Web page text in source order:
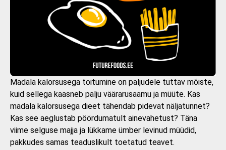
Madala kalorsusega toitumine on paljudele tuttav mõiste,
kuid sellega kaasneb palju väärarusaamu ja müüte. Kas
madala kalorsusega dieet tähendab pidevat näljatunnet?
Kas see aeglustab pöördumatult ainevahetust? Täna
viime selguse majja ja lükkame ümber levinud müüdid,
pakkudes samas teaduslikult toetatud teavet.